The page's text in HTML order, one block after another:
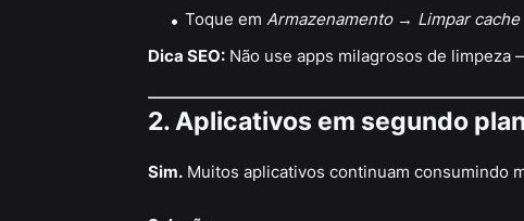
Toque em Armazenamento→ Limpar cache
Dica SEO:Não use apps milagrosos de limpeza
2. Aplicativos em segundo
Sim.Muitos aplicativos continuam consumindo